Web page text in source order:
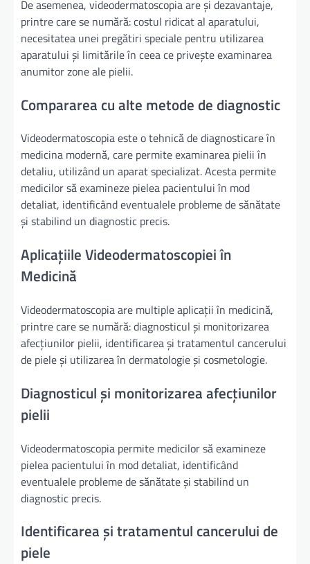
De asemenea, videodermatoscopia are și dezavantaje,
printre care se numără: costul ridicat al aparatului,
necesitatea unei pregătiri speciale pentru utilizarea
aparatului și limitările în ceea ce privește examinarea
anumitor zone ale pielii.
Compararea cu alte metode de diagnostic
Videodermatoscopia este o tehnică de diagnosticare în
medicina modernă, care permite examinarea pielii în
detaliu, utilizând un aparat specializat. Acesta permite
medicilor să examineze pielea pacientului în mod
detaliat, identificând eventualele probleme de sănătate
și stabilind un diagnostic precis.
Aplicațiile Videodermatoscopiei în
Medicină
Videodermatoscopia are multiple aplicații în medicină,
printre care se numără: diagnosticul și monitorizarea
afecțiunilor pielii, identificarea și tratamentul cancerului
de piele și utilizarea în dermatologie și cosmetologie.
Diagnosticul și monitorizarea afecțiunilor
pielii
Videodermatoscopia permite medicilor să examineze
pielea pacientului în mod detaliat, identificând
eventualele probleme de sănătate și stabilind un
diagnostic precis.
Identificarea și tratamentul cancerului de
piele